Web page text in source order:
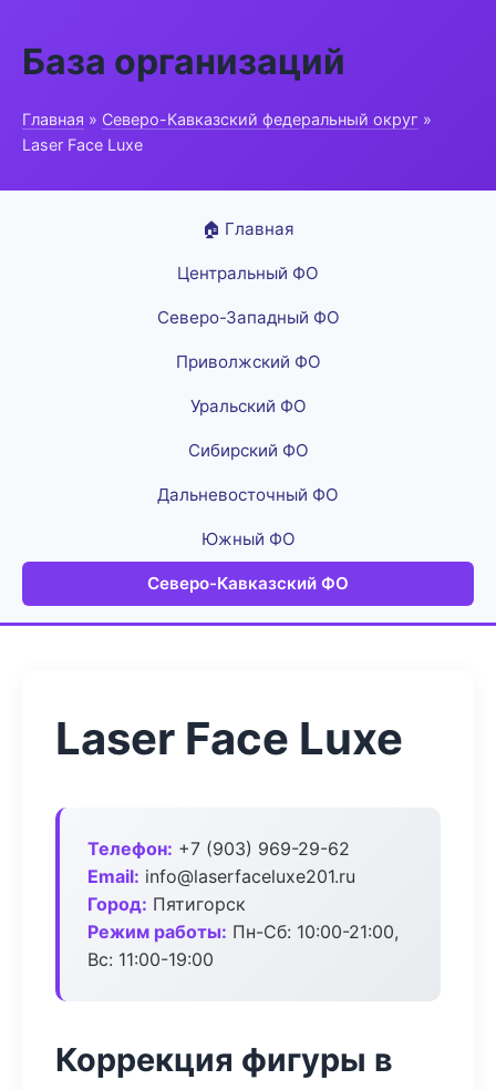
База организаций
Главная » Северо-Кавказский федеральный округ »
Laser Face Luxe
🏠 Главная
Центральный ФО
Северо-Западный ФО
Приволжский ФО
Уральский ФО
Сибирский ФО
Дальневосточный ФО
Южный ФО
Северо-Кавказский ФО
Laser Face Luxe
Телефон: +7 (903) 969-29-62
Email: info@laserfaceluxe201.ru
Город: Пятигорск
Режим работы: Пн-Сб: 10:00-21:00,
Вс: 11:00-19:00
Коррекция фигуры в